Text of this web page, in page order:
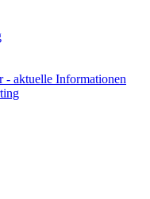
- aktuelle Informationen